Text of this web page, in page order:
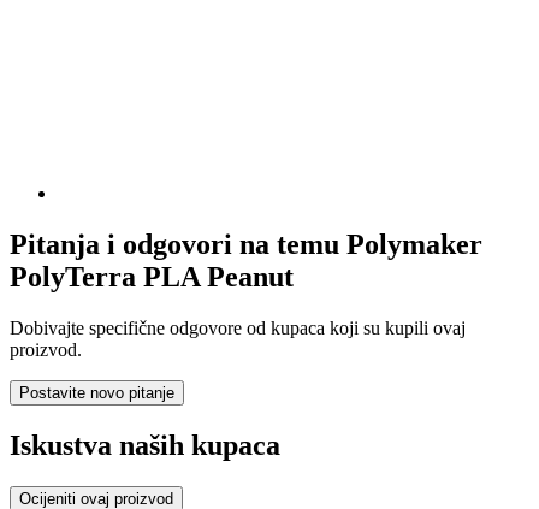
Pitanja i odgovori na temu Polymaker
PolyTerra PLA Peanut
Dobivajte specifične odgovore od kupaca koji su kupili ovaj
proizvod.
Postavite novo pitanje
Iskustva naših kupaca
Ocijeniti ovaj proizvod